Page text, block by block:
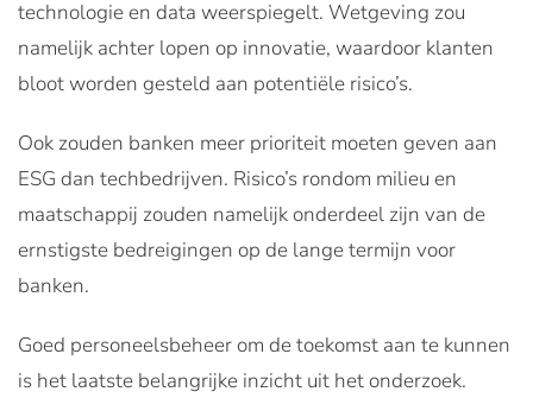
technologie en data weerspiegelt. Wetgeving zou
namelijk achter lopen op innovatie, waardoor klanten
bloot worden gesteld aan potentiële risico’s.
Ook zouden banken meer prioriteit moeten geven aan
ESG dan techbedrijven. Risico’s rondom milieu en
maatschappij zouden namelijk onderdeel zijn van de
ernstigste bedreigingen op de lange termijn voor
banken.
Goed personeelsbeheer om de toekomst aan te kunnen
is het laatste belangrijke inzicht uit het onderzoek.